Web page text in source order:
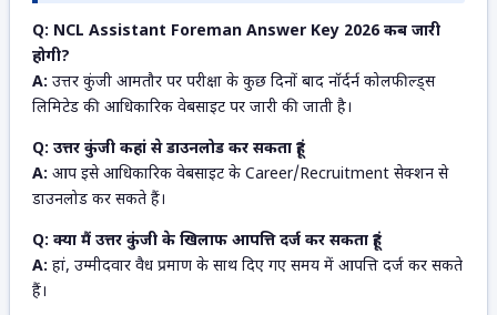
Q: NCL Assistant Foreman Answer Key 2026 कब जारी
होगी?
A: उत्तर कुंजी आमतौर पर परीक्षा के कुछ दिनों बाद नॉर्दर्न कोलफील्ड्स
लिमिटेड की आधिकारिक वेबसाइट पर जारी की जाती है।
Q: उत्तर कुंजी कहां से डाउनलोड कर सकता हूं?
A: आप इसे आधिकारिक वेबसाइट के Career/Recruitment सेक्शन से
डाउनलोड कर सकते हैं।
Q: क्या मैं उत्तर कुंजी के खिलाफ आपत्ति दर्ज कर सकता हूं?
A: हां, उम्मीदवार वैध प्रमाण के साथ दिए गए समय में आपत्ति दर्ज कर सकते
हैं।